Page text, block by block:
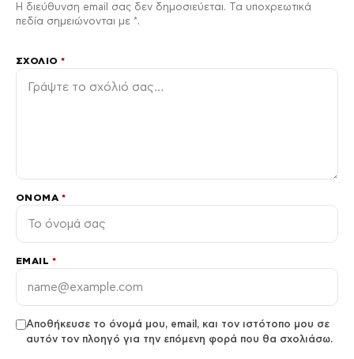
Η διεύθυνση email σας δεν δημοσιεύεται. Τα υποχρεωτικά
πεδία σημειώνονται με *.
ΣΧΌΛΙΟ*
ΌΝΟΜΑ *
EMAIL *
Αποθήκευσε το όνομά μου, email, και τον ιστότοπο μου σε
αυτόν τον πλοηγό για την επόμενη φορά που θα σχολιάσω.